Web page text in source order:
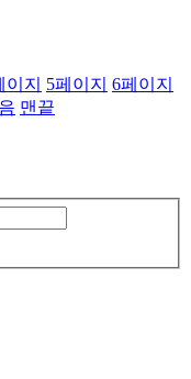
이지 5페이지 6페이지
맨끝